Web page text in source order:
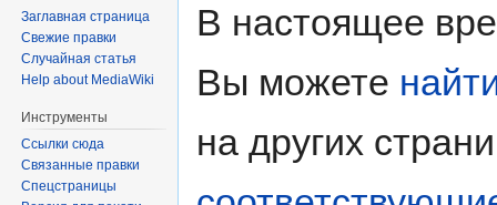
В настоящее
Вы можете
на других
Заглавная страница
Свежие правки
Случайная статья
Help about MediaWiki
Инструменты
Ссылки сюда
Связанные правки
Спецстраницы